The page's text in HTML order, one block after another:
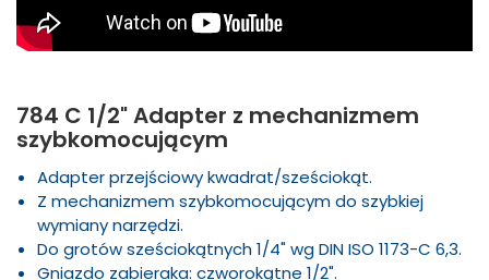
784 C 1/2" Adapter z mechanizmem
szybkomocującym
Adapter przejściowy kwadrat/sześciokąt.
Z mechanizmem szybkomocującym do szybkiej
wymiany narzędzi.
Do grotów sześciokątnych 1/4" wg DIN ISO 1173-C 6,3.
Gniazdo zabieraka: czworokątne 1/2".